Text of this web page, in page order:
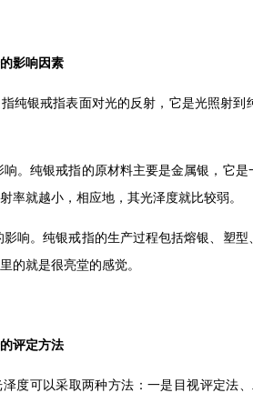
影响因素
纯银戒指表面对光的反射，它是光照射
。纯银戒指的原材料主要是金属银，它
率就越小，相应地，其光泽度就比较弱。
响。纯银戒指的生产过程包括熔银、塑
的就是很亮堂的感觉。
评定方法
度可以采取两种方法：一是目视评定法